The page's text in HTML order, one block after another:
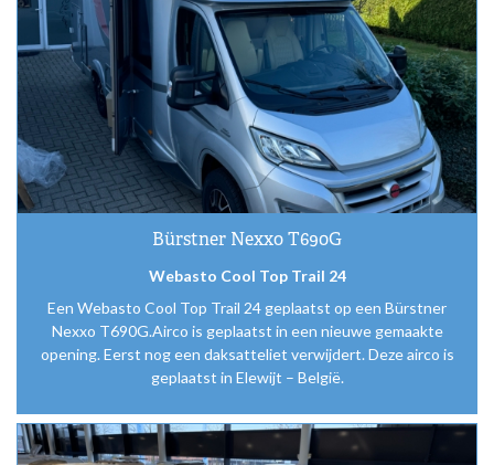
Bürstner Nexxo T690G
Webasto Cool Top Trail 24
Een Webasto Cool Top Trail 24 geplaatst op een Bürstner
Nexxo T690G.Airco is geplaatst in een nieuwe gemaakte
opening. Eerst nog een daksatteliet verwijdert. Deze airco is
geplaatst in Elewijt – België.